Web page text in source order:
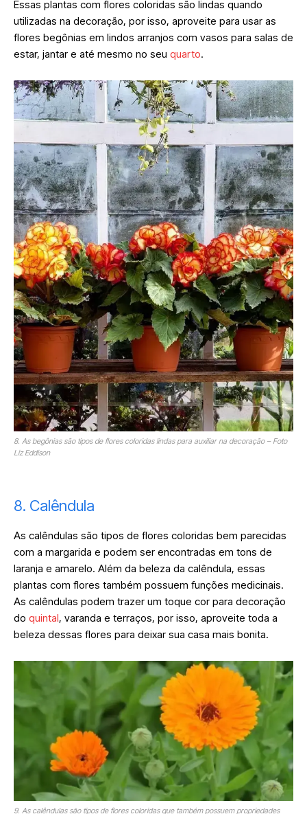
Essas plantas com flores coloridas são lindas quando
utilizadas na decoração, por isso, aproveite para usar as
flores begônias em lindos arranjos com vasos para salas de
estar, jantar e até mesmo no seu quarto.
8. As begônias são tipos de flores coloridas lindas para auxiliar na decoração – Foto
Liz Eddison
8. Calêndula
As calêndulas são tipos de flores coloridas bem parecidas
com a margarida e podem ser encontradas em tons de
laranja e amarelo. Além da beleza da calêndula, essas
plantas com flores também possuem funções medicinais.
As calêndulas podem trazer um toque cor para decoração
do quintal, varanda e terraços, por isso, aproveite toda a
beleza dessas flores para deixar sua casa mais bonita.
9. As calêndulas são tipos de flores coloridas que também possuem propriedades